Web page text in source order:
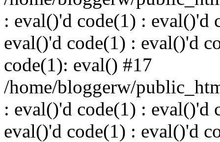
: eval()'d code(1) : eval()'d
eval()'d code(1) : eval()'d
code(1): eval() #17
/home/bloggerw/
: eval()'d code(1) : eval()'d
eval()'d code(1) : eval()'d